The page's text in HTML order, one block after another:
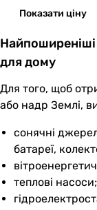
Показати ціну
Найпоширеніші
для дому
Для того, щоб
або надр Землі,
сонячні
батареї,
теплові насоси;